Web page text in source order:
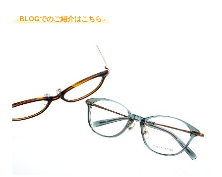
→BLOGでのご紹介はこちら←